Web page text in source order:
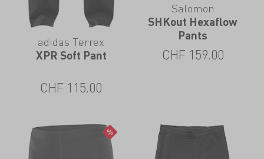
adidas Terrex
XPR Soft Pant
CHF 115.00
Salomon
SHKout Hexaflow
Pants
CHF 159.00